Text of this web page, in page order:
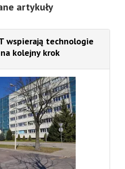
artykuły
wspierają technologie
kolejny krok